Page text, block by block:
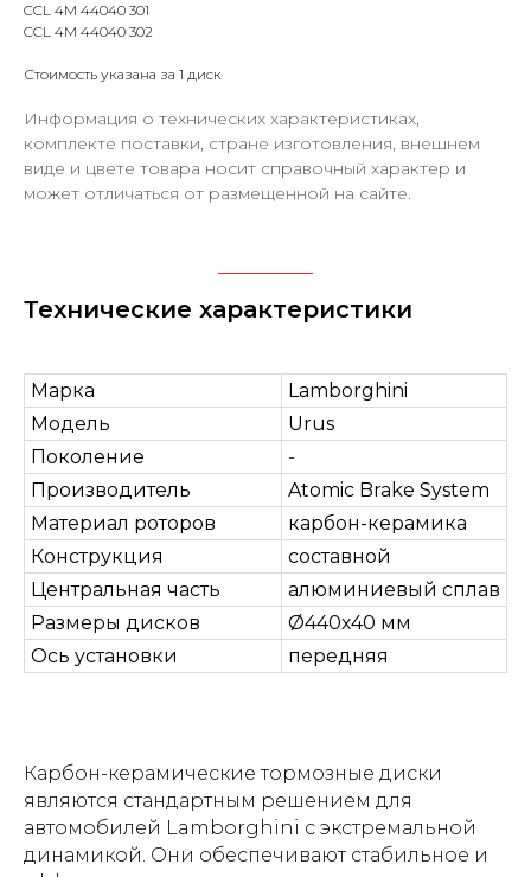
CCL 4M 44040 301
CCL 4M 44040 302
Стоимость указана за 1 диск
Информация о технических характеристиках,
комплекте поставки, стране изготовления, внешнем
виде и цвете товара носит справочный характер и
может отличаться от размещенной на сайте.
Технические характеристики
Марка
Lamborghini
Модель
Urus
Поколение
-
Производитель
Atomic Brake System
Материал роторов
карбон-керамика
Конструкция
составной
Центральная часть
алюминиевый сплав
Размеры дисков
Ø440х40 мм
Ось установки
передняя
Карбон-керамические тормозные диски
являются стандартным решением для
автомобилей Lamborghini с экстремальной
динамикой. Они обеспечивают стабильное и